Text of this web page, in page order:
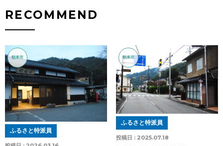
RECOMMEND
朝来市
ふるさと特派員
朝来市
投稿日 : 2025.07.18
ふるさと特派員